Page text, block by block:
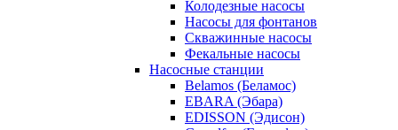
Колодезные насосы
Насосы для фонтанов
Скважинные насосы
Фекальные насосы
Насосные станции
Belamos (Беламос)
EBARA (Эбара)
EDISSON (Эдисон)